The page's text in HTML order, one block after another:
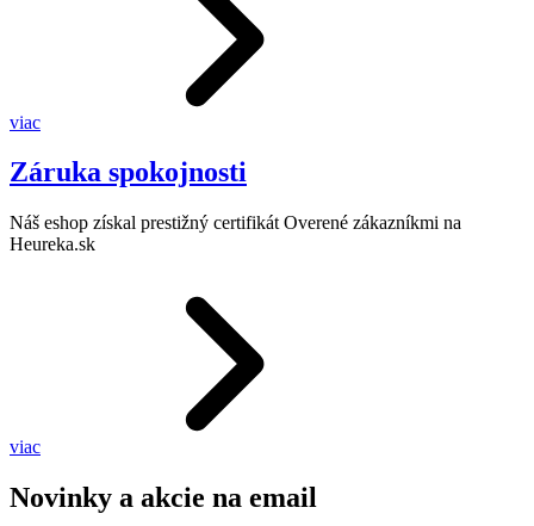
viac
Záruka spokojnosti
Náš eshop získal prestižný certifikát Overené zákazníkmi na
Heureka.sk
viac
Novinky a akcie na email